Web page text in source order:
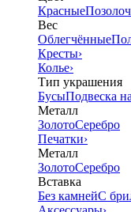
Красные
Вес
Облегчённые
Кресты›
Колье›
Тип украшения
БусыПодвеска
Металл
ЗолотоСеребро
Печатки›
Металл
ЗолотоСеребро
Вставка
Без камнейС